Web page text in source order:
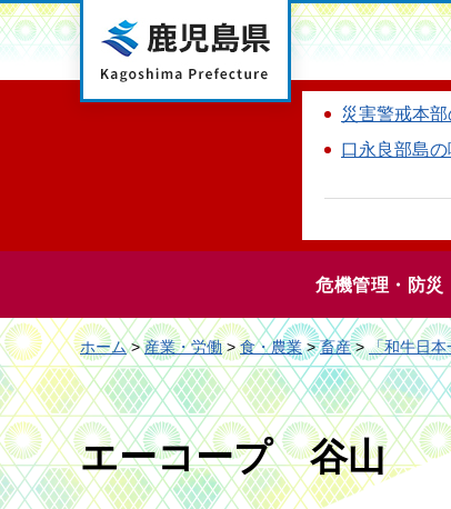
鹿児島県
災害警戒本
口永良部島
危機管理・防災
ホーム>産業・労働>食・農業>畜産>「和牛日
エーコープ 谷山